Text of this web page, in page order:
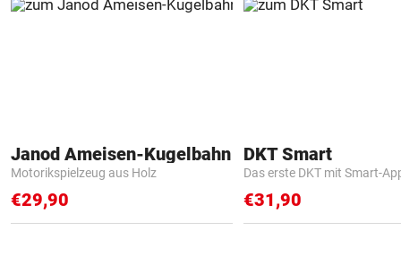
Janod Ameisen-Kugelbahn
Motorikspielzeug aus Holz
€29,90
DKT Smart
Das erste DKT mit Smart-
€31,90